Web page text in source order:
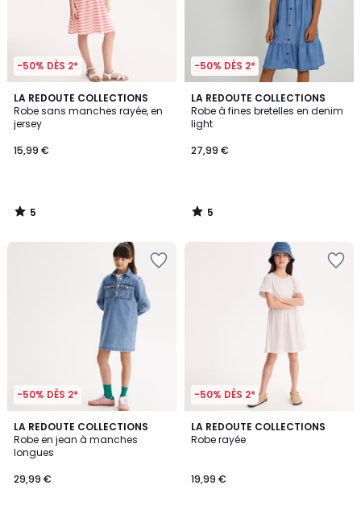
-50% DÈS 2*
LA REDOUTE COLLECTIONS
Robe sans manches rayée, en
jersey
15,99 €
5
/
5
5
/
-50% DÈS 2*
LA REDOUTE COLLECTIONS
Robe à fines bretelles en denim
light
27,99 €
5
/
5
5
/
-50% DÈS 2*
LA REDOUTE COLLECTIONS
Robe en jean à manches
longues
29,99 €
5
/
5
-50% DÈS 2*
LA REDOUTE COLLECTIONS
Robe rayée
19,99 €